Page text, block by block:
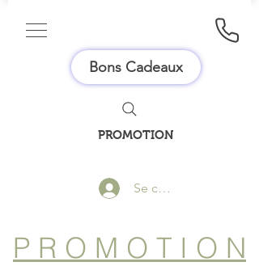
Bons Cadeaux
PROMOTION
Se connecter
P R O M O T I O N